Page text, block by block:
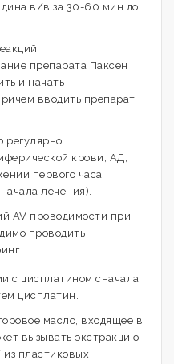
в/в за 30-60 мин до
препарата Паксен
и начать
вводить препарат
регулярно
крови, АД,
первого часа
лечения).
AV проводимости при
проводить
с цисплатином сначала
цисплатин.
масло, входящее в
вызывать экстракцию
пластиковых